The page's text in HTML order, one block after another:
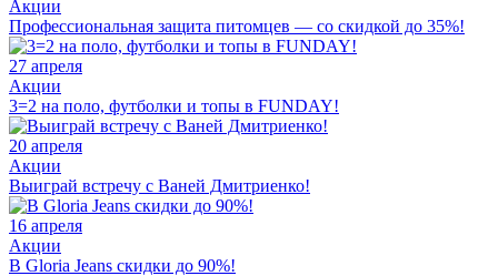
Акции
Профессиональная защита питомцев — со скидкой до 35%!
27 апреля
Акции
3=2 на поло, футболки и топы в FUNDAY!
20 апреля
Акции
Выиграй встречу с Ваней Дмитриенко!
16 апреля
Акции
В Gloria Jeans скидки до 90%!